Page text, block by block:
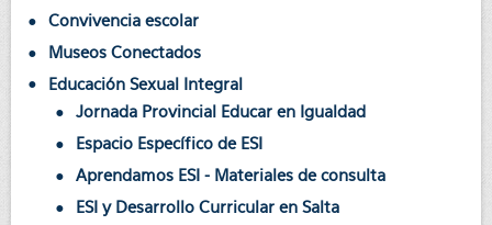
Convivencia escolar
Museos Conectados
Educación Sexual Integral
Jornada Provincial Educar en Igualdad
Espacio Específico de ESI
Aprendamos ESI - Materiales de consulta
ESI y Desarrollo Curricular en Salta